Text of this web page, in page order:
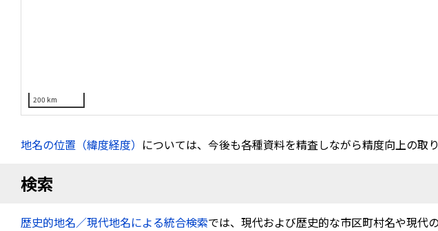
200 km
地名の位置（緯度経度） については、今後も各種資料を精査しながら精度向上の取
検索
歴史的地名／現代地名による統合検索では、現代および歴史的な市区町村名や現代